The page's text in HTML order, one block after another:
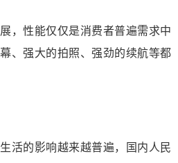
，性能仅仅是消费者普遍需求中
、强大的拍照、强劲的续航等都
活的影响越来越普遍，国内人民